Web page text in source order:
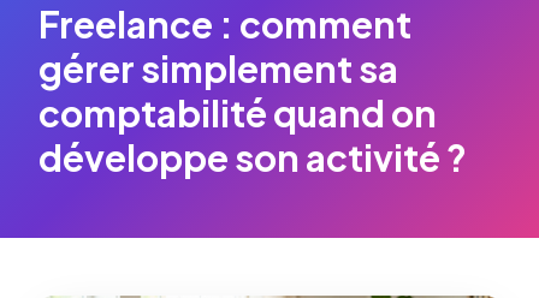
Freelance : comment
gérer simplement sa
comptabilité quand on
développe son activité ?